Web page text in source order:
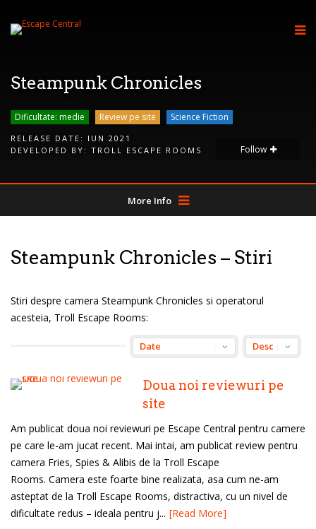
Steampunk Chronicles
Dificultate: medie Review pe site Science Fiction
RELEASE DATE: IUN 2021
DEVELOPED BY: TROLL ESCAPE ROOMS Follow
More Info
Steampunk Chronicles – Stiri
Stiri despre camera Steampunk Chronicles si operatorul
acesteia, Troll Escape Rooms:
Doua noi reviewuri pe
site
Am publicat doua noi reviewuri pe Escape Central pentru camere
pe care le-am jucat recent. Mai intai, am publicat review pentru
camera Fries, Spies & Alibis de la Troll Escape
Rooms. Camera este foarte bine realizata, asa cum ne-am
asteptat de la Troll Escape Rooms, distractiva, cu un nivel de
dificultate redus – ideala pentru j... [Read More]